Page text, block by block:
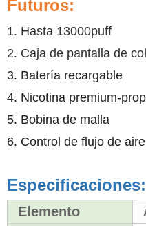
Futuros:
1. Hasta 13000puff
2. Caja de pantalla de
3. Batería recargable
4. Nicotina premium-
5. Bobina de malla
6. Control de flujo de aire
Especificaciones:
Elemento